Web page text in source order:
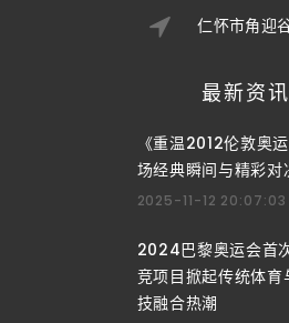
仁怀市角迎
最新资讯
《重温2012伦敦奥
场经典瞬间与精彩对
2025-11-12 20:07:03
2024巴黎奥运会首
竞项目掀起传统体育
技融合热潮